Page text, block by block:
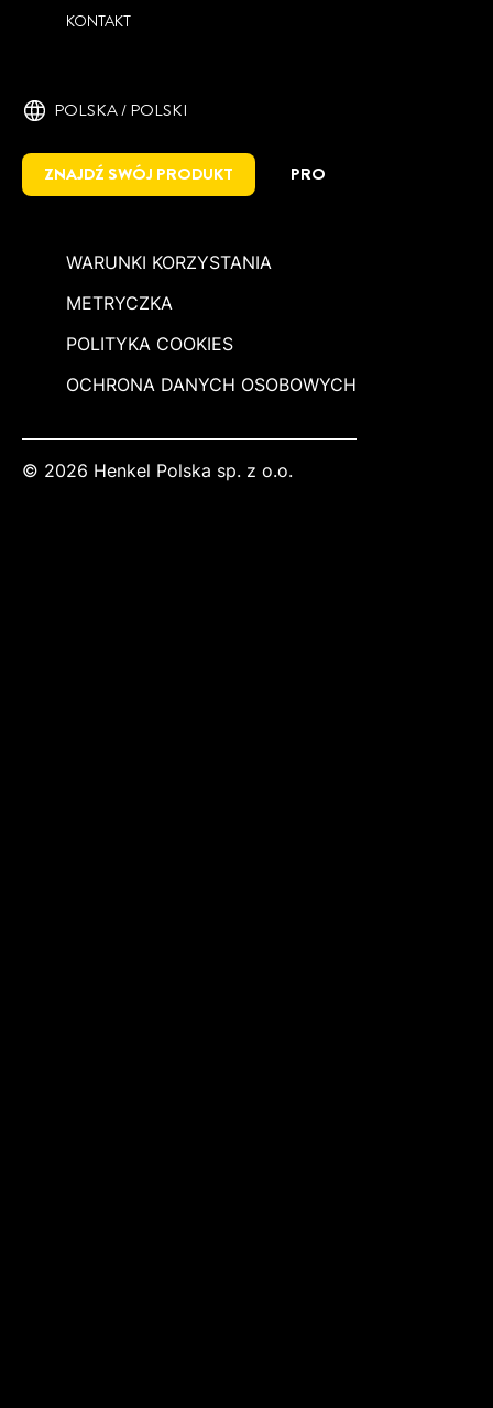
KONTAKT
POLSKA / POLSKI
ZNAJDŹ SWÓJ PRODUKT PRO
WARUNKI KORZYSTANIA
METRYCZKA
POLITYKA COOKIES
OCHRONA DANYCH OSOBOWYCH
© 2026 Henkel Polska sp. z o.o.